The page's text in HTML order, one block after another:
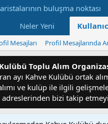
Neler Yeni
Mesajları Profil Mesajlarında
Toplu Alım
ayı Kahve Kulübü ortak
ve kulüp ile ilgili
adreslerinden bizi takip